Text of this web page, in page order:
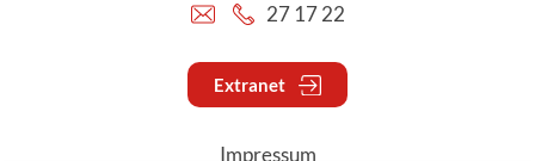
27 17 22
Extranet
Impressum